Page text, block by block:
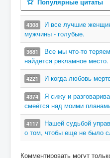
4308
И все лучшие
мужчины - голубые.
3681
Все мы что-то
найдется рекламное место.
4221 И когда любовь
4374
Я сижу и
смеётся над моими
4117
Нашей судьбой
о том, чтобы еще не было
Комментировать могут